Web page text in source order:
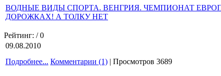
ВОДНЫЕ ВИДЫ СПОРТА. ВЕНГРИЯ. ЧЕМПИОНАТ
ДОРОЖКАХ! А ТОЛКУ НЕТ
Рейтинг: / 0
09.08.2010
Подробнее... Комментарии (1) | Просмотров 3689